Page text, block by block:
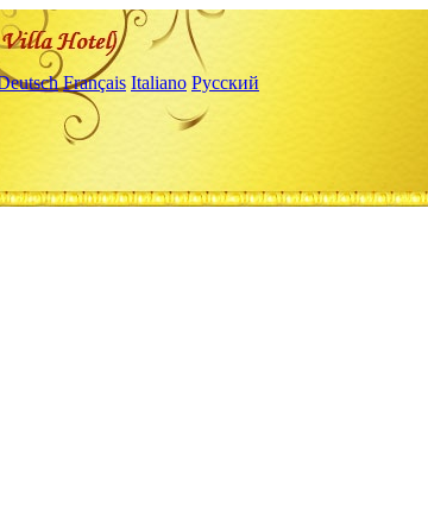
Français Italiano Русский